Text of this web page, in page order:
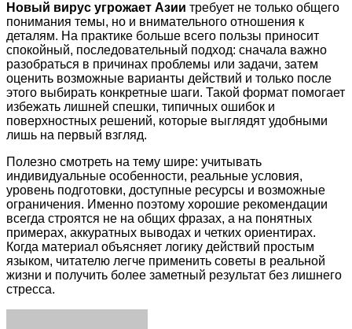
Новый вирус угрожает Азии требует не только общего
понимания темы, но и внимательного отношения к
деталям. На практике больше всего пользы приносит
спокойный, последовательный подход: сначала важно
разобраться в причинах проблемы или задачи, затем
оценить возможные варианты действий и только после
этого выбирать конкретные шаги. Такой формат помогает
избежать лишней спешки, типичных ошибок и
поверхностных решений, которые выглядят удобными
лишь на первый взгляд.
Полезно смотреть на тему шире: учитывать
индивидуальные особенности, реальные условия,
уровень подготовки, доступные ресурсы и возможные
ограничения. Именно поэтому хорошие рекомендации
всегда строятся не на общих фразах, а на понятных
примерах, аккуратных выводах и четких ориентирах.
Когда материал объясняет логику действий простым
языком, читателю легче применить советы в реальной
жизни и получить более заметный результат без лишнего
стресса.